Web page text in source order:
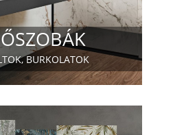
BURKOLATOK